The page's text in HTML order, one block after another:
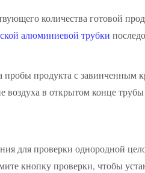
количества готовой
алюминиевой трубки
пробы продукта с
в открытом конце
для проверки однородной
кнопку проверки, чтобы